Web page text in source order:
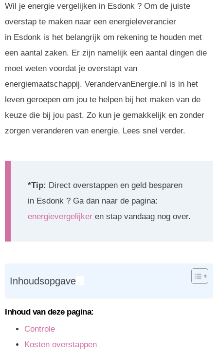
Wil je energie vergelijken in Esdonk ? Om de juiste
overstap te maken naar een energieleverancier
in Esdonk is het belangrijk om rekening te houden met
een aantal zaken. Er zijn namelijk een aantal dingen die
moet weten voordat je overstapt van
energiemaatschappij. VerandervanEnergie.nl is in het
leven geroepen om jou te helpen bij het maken van de
keuze die bij jou past. Zo kun je gemakkelijk en zonder
zorgen veranderen van energie. Lees snel verder.
*Tip: Direct overstappen en geld besparen
in Esdonk ? Ga dan naar de pagina:
energievergelijker en stap vandaag nog over.
Inhoudsopgave
Inhoud van deze pagina:
Controle
Kosten overstappen